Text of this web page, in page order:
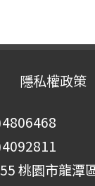
隱私權政策
桃園市龍潭